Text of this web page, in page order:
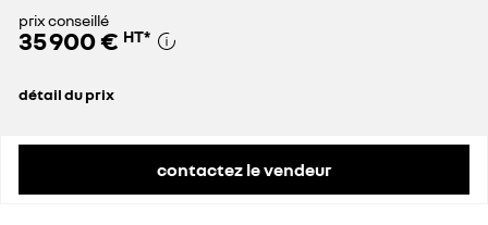
prix conseillé
35 900 € HT*
détail du prix
contactez le vendeur